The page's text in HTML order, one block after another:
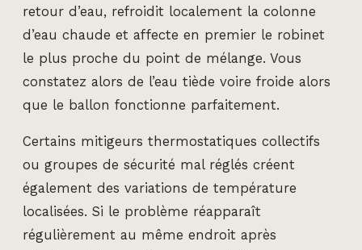
retour d’eau, refroidit localement la colonne
d’eau chaude et affecte en premier le robinet
le plus proche du point de mélange. Vous
constatez alors de l’eau tiède voire froide alors
que le ballon fonctionne parfaitement.
Certains mitigeurs thermostatiques collectifs
ou groupes de sécurité mal réglés créent
également des variations de température
localisées. Si le problème réapparaît
régulièrement au même endroit après